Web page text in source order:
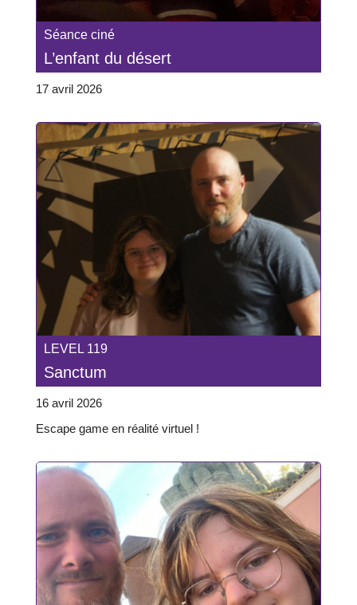
Séance ciné
L’enfant du désert
17 avril 2026
LEVEL 119
Sanctum
16 avril 2026
Escape game en réalité virtuel !